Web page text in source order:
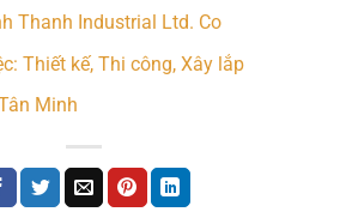
Thanh Industrial Ltd. Co
Thiết kế, Thi công, Xây lắp
Minh